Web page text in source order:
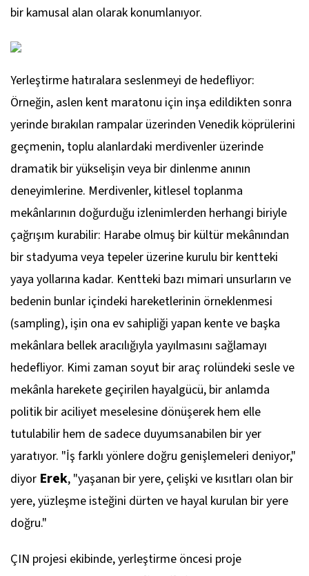
bir kamusal alan olarak konumlanıyor.
Yerleştirme hatıralara seslenmeyi de hedefliyor:
Örneğin, aslen kent maratonu için inşa edildikten sonra
yerinde bırakılan rampalar üzerinden Venedik köprülerini
geçmenin, toplu alanlardaki merdivenler üzerinde
dramatik bir yükselişin veya bir dinlenme anının
deneyimlerine. Merdivenler, kitlesel toplanma
mekânlarının doğurduğu izlenimlerden herhangi biriyle
çağrışım kurabilir: Harabe olmuş bir kültür mekânından
bir stadyuma veya tepeler üzerine kurulu bir kentteki
yaya yollarına kadar. Kentteki bazı mimari unsurların ve
bedenin bunlar içindeki hareketlerinin örneklenmesi
(sampling), işin ona ev sahipliği yapan kente ve başka
mekânlara bellek aracılığıyla yayılmasını sağlamayı
hedefliyor. Kimi zaman soyut bir araç rolündeki sesle ve
mekânla harekete geçirilen hayalgücü, bir anlamda
politik bir aciliyet meselesine dönüşerek hem elle
tutulabilir hem de sadece duyumsanabilen bir yer
yaratıyor. "İş farklı yönlere doğru genişlemeleri deniyor,"
diyor Erek, "yaşanan bir yere, çelişki ve kısıtları olan bir
yere, yüzleşme isteğini dürten ve hayal kurulan bir yere
doğru."
ÇIN projesi ekibinde, yerleştirme öncesi proje